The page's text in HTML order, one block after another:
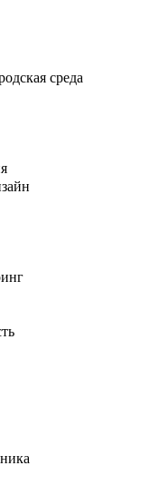
среда